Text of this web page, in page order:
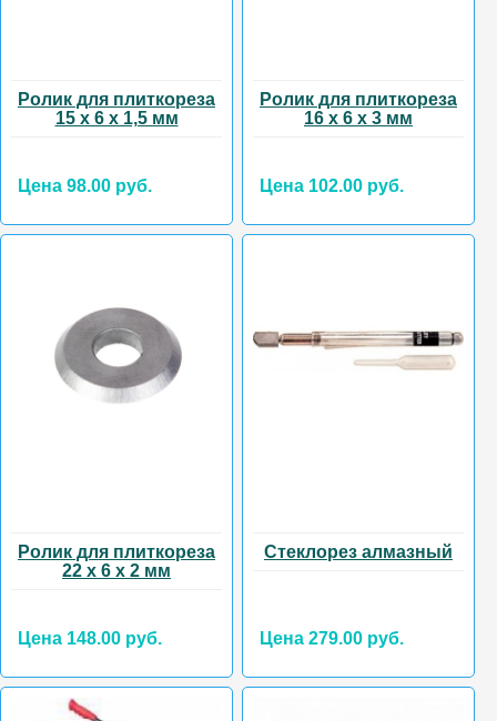
Ролик для плиткореза
15 х 6 х 1,5 мм
Цена 98.00 руб.
Ролик для плиткореза
16 х 6 х 3 мм
Цена 102.00 руб.
Ролик для плиткореза
22 х 6 х 2 мм
Цена 148.00 руб.
Стеклорез алмазный
Цена 279.00 руб.